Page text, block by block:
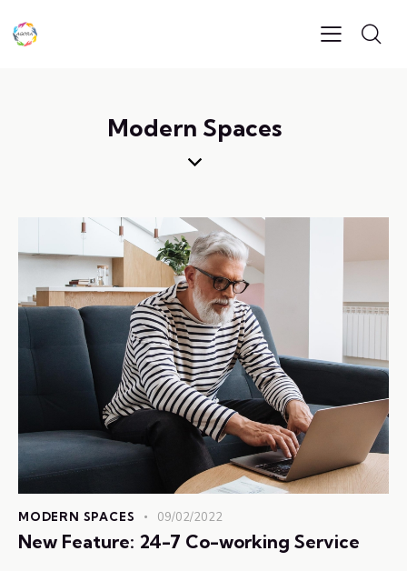
Modern Spaces
MODERN SPACES 09/02/2022
New Feature: 24-7 Co-working Service